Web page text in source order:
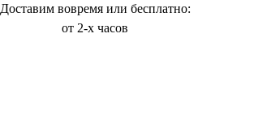
Доставим вовремя или бесплатно:
от 2-х часов